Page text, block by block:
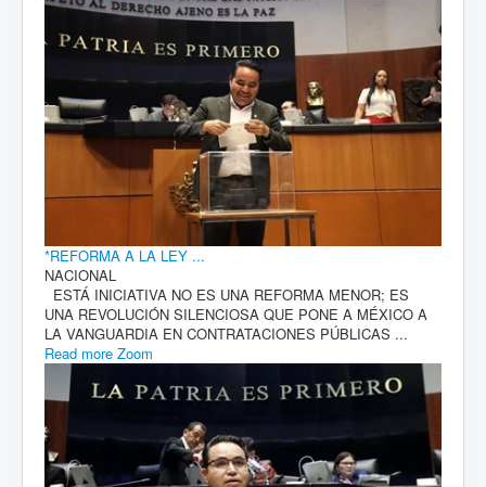
*REFORMA A LA LEY ...
NACIONAL
ESTÁ INICIATIVA NO ES UNA REFORMA MENOR; ES
UNA REVOLUCIÓN SILENCIOSA QUE PONE A MÉXICO A
LA VANGUARDIA EN CONTRATACIONES PÚBLICAS ...
Read more Zoom